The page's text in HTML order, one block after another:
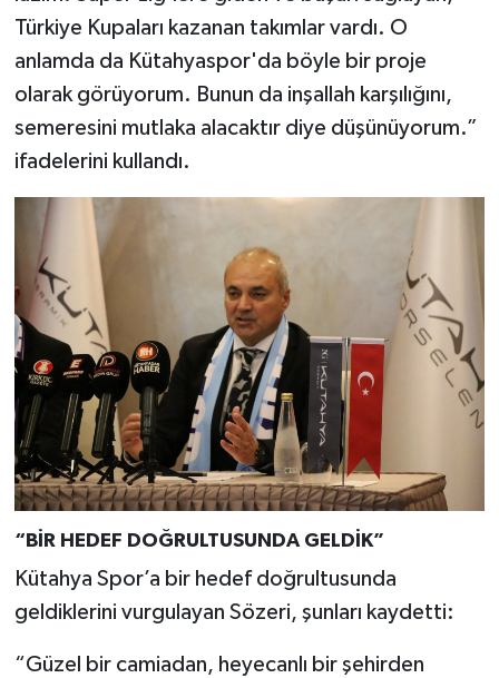
Türkiye Kupaları kazanan takımlar vardı. O
anlamda da Kütahyaspor'da böyle bir proje
olarak görüyorum. Bunun da inşallah karşılığını,
semeresini mutlaka alacaktır diye düşünüyorum.”
ifadelerini kullandı.
“BİR HEDEF DOĞRULTUSUNDA GELDİK”
Kütahya Spor’a bir hedef doğrultusunda
geldiklerini vurgulayan Sözeri, şunları kaydetti:
“Güzel bir camiadan, heyecanlı bir şehirden